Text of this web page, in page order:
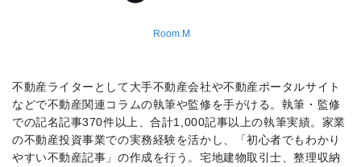
不動産ライターとして大手不動産会社や不動産ポータルサイト
などで不動産関連コラムの執筆や監修を手がける。執筆・監修
での記名記事370件以上、合計1,000記事以上の執筆実績。家業
の不動産投資事業での実務経験を活かし、「初心者でもわかり
やすい不動産記事」の作成を行う。宅地建物取引士、整理収納
Room.M